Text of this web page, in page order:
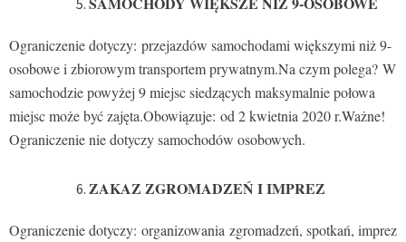
Ograniczenie dotyczy: przejazdów samochodami większymi niż 9-
osobowe i zbiorowym transportem prywatnym.Na czym polega? W
samochodzie powyżej 9 miejsc siedzących maksymalnie połowa
miejsc może być zajęta.Obowiązuje: od 2 kwietnia 2020 r.Ważne!
Ograniczenie nie dotyczy samochodów osobowych.
ZAKAZ ZGROMADZEŃ I IMPREZ
Ograniczenie dotyczy: organizowania zgromadzeń, spotkań, imprez